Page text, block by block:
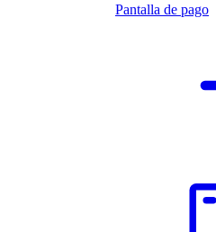
Pantalla de pago